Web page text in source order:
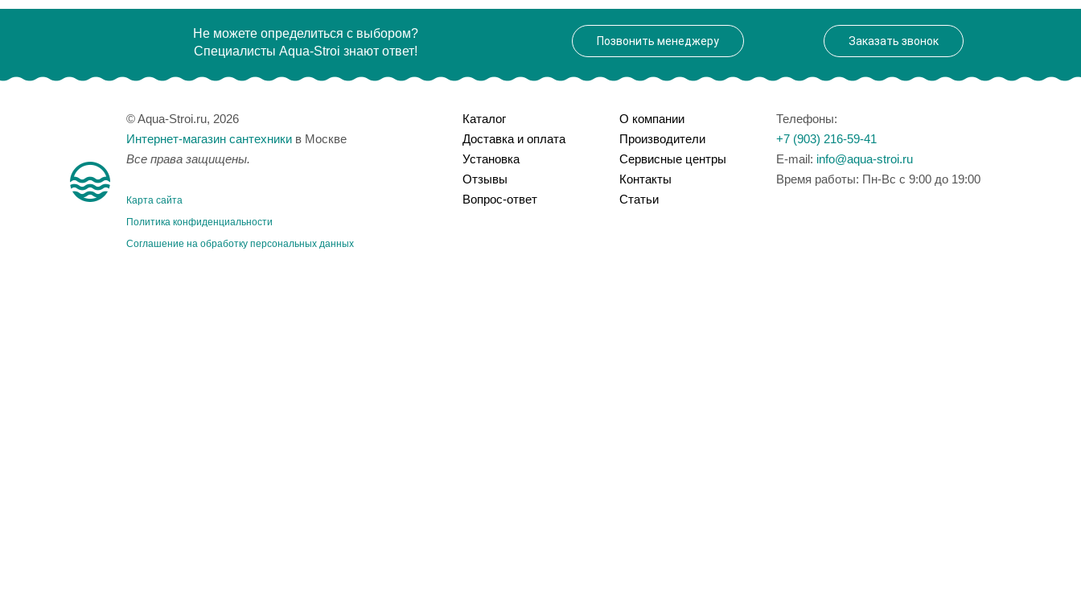
Не можете определиться с выбором?
Специалисты Aqua-Stroi знают ответ!
Позвонить менеджеру Заказать звонок
© Aqua-Stroi.ru, 2026
Интернет-магазин сантехники в Москве
Все права защищены.
Карта сайта
Политика конфиденциальности
Соглашение на обработку персональных данных
Каталог
Доставка и оплата
Установка
Отзывы
Вопрос-ответ
О компании
Производители
Сервисные центры
Контакты
Статьи
Телефоны:
+7 (903) 216-59-41
E-mail: info@aqua-stroi.ru
Время работы: Пн-Вс с 9:00 до 19:00